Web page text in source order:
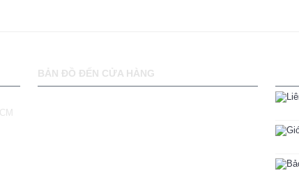
BẢN ĐỒ ĐẾN CỬA HÀNG